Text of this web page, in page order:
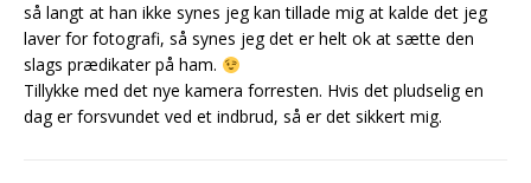
så langt at han ikke synes jeg kan tillade mig at kalde det jeg
laver for fotografi, så synes jeg det er helt ok at sætte den
slags prædikater på ham.
Tillykke med det nye kamera forresten. Hvis det pludselig en
dag er forsvundet ved et indbrud, så er det sikkert mig.